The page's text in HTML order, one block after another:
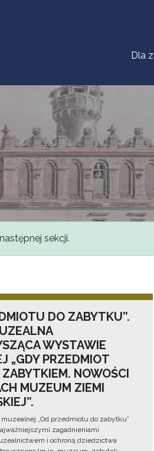
Dla
sekcji.
DO ZABYTKU”.
WYSTAWIE
„GDY PRZEDMIOT
NOWOŚCI
MUZEUM ZIEMI
„Od przedmiotu do zabytku”
zagadnieniami
i ochroną dziedzictwa